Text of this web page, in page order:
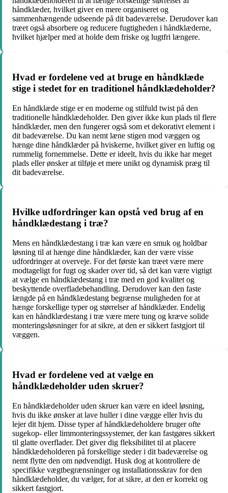
håndklæder, hvilket giver en mere organiseret og
sammenhængende udseende på dit badeværelse. Derudover kan
træet også absorbere og reducere fugtigheden i håndklæderne,
hvilket hjælper med at holde dem friske og lugtfri længere.
Hvad er fordelene ved at bruge en håndklæde
stige i stedet for en traditionel håndklædeholder?
En håndklæde stige er en moderne og stilfuld twist på den
traditionelle håndklædeholder. Den giver ikke kun plads til flere
håndklæder, men den fungerer også som et dekorativt element i
dit badeværelse. Du kan nemt læne stigen mod væggen og
hænge dine håndklæder på hviskerne, hvilket giver en luftig og
rummelig fornemmelse. Dette er ideelt, hvis du ikke har meget
plads eller ønsker at tilføje et mere unikt og dynamisk præg til
dit badeværelse.
Hvilke udfordringer kan opstå ved brug af en
håndklædestang i træ?
Mens en håndklædestang i træ kan være en smuk og holdbar
løsning til at hænge dine håndklæder, kan der være visse
udfordringer at overveje. For det første kan træet være mere
modtageligt for fugt og skader over tid, så det kan være vigtigt
at vælge en håndklædestang i træ med en god kvalitet og
beskyttende overfladebehandling. Derudover kan den faste
længde på en håndklædestang begrænse muligheden for at
hænge forskellige typer og størrelser af håndklæder. Endelig
kan en håndklædestang i træ være mere tung og kræve solide
monteringsløsninger for at sikre, at den er sikkert fastgjort til
væggen.
Hvad er fordelene ved at vælge en
håndklædeholder uden skruer?
En håndklædeholder uden skruer kan være en ideel løsning,
hvis du ikke ønsker at lave huller i dine vægge eller hvis du
lejer dit hjem. Disse typer af håndklædeholdere bruger ofte
sugekop- eller limmonteringssystemer, der kan fastgøres sikkert
til glatte overflader. Det giver dig fleksibilitet til at placere
håndklædeholderen på forskellige steder i dit badeværelse og
nemt flytte den om nødvendigt. Husk dog at kontrollere de
specifikke vægtbegrænsninger og installationsskrav for den
håndklædeholder, du vælger, for at sikre, at den er korrekt og
sikkert fastgjort.